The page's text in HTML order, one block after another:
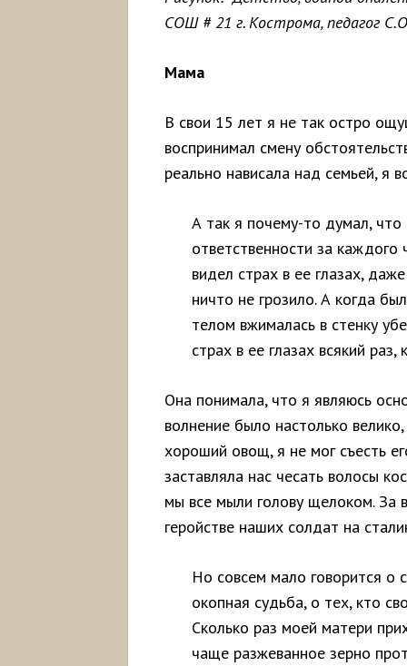
СОШ # 21 г. Кострома, педагог
Мама
В свои 15 лет я не так остро
воспринимал смену
реально нависала над семьей, я
А так я почему-то думал,
ответственности за
видел страх в ее глазах,
ничто не грозило. А когда
телом вжималась в стенку
страх в ее глазах всякий
Она понимала, что я являюсь
волнение было настолько
хороший овощ, я не мог съесть
заставляла нас чесать волосы
мы все мыли голову щелоком. За
геройстве наших солдат на
Но совсем мало говорится о
окопная судьба, о тех, кто
Сколько раз моей матери
чаще разжеванное зерно